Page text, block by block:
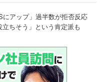
にアップ」過半数が拒否反応
ちそう」という肯定派も